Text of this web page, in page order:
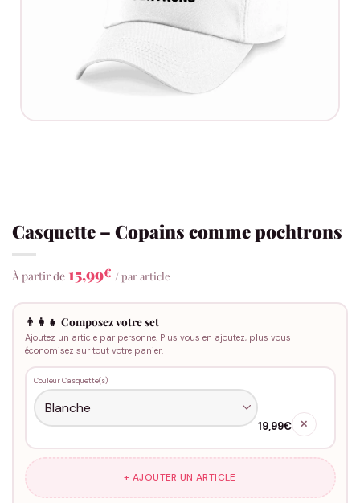
Casquette – Copains comme pochtrons
À partir de 15,99€ / par article
👨‍👩‍👧 Composez votre set
Ajoutez un article par personne. Plus vous en ajoutez, plus vous
économisez sur tout votre panier.
Couleur Casquette(s)
19,99€ ✕
+ AJOUTER UN ARTICLE